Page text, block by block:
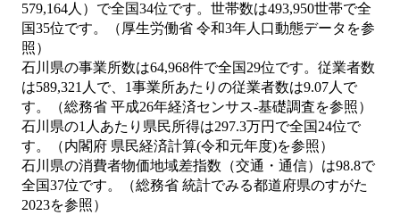
579,164人）で全国34位です。世帯数は493,950世帯で全
国35位です。（厚生労働省 令和3年人口動態データを参
照）
石川県の事業所数は64,968件で全国29位です。従業者数
は589,321人で、1事業所あたりの従業者数は9.07人で
す。（総務省 平成26年経済センサス‐基礎調査を参照）
石川県の1人あたり県民所得は297.3万円で全国24位で
す。（内閣府 県民経済計算(令和元年度)を参照）
石川県の消費者物価地域差指数（交通・通信）は98.8で
全国37位です。（総務省 統計でみる都道府県のすがた
2023を参照）